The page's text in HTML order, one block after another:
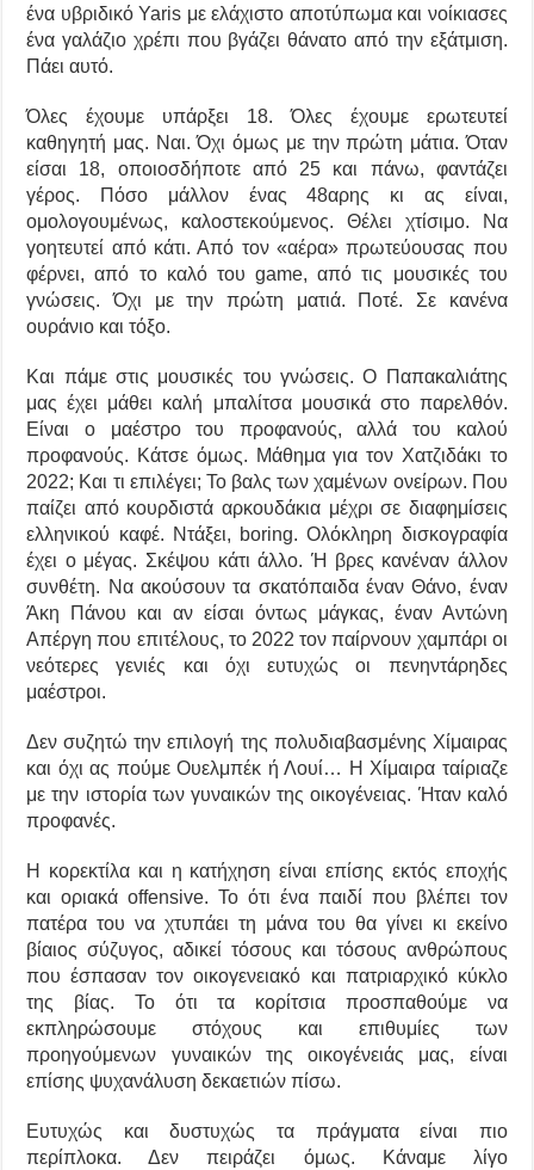
ένα υβριδικό Yaris με ελάχιστο αποτύπωμα και νοίκιασες
ένα γαλάζιο χρέπι που βγάζει θάνατο από την εξάτμιση.
Πάει αυτό.
Όλες έχουμε υπάρξει 18. Όλες έχουμε ερωτευτεί
καθηγητή μας. Ναι. Όχι όμως με την πρώτη μάτια. Όταν
είσαι 18, οποιοσδήποτε από 25 και πάνω, φαντάζει
γέρος. Πόσο μάλλον ένας 48αρης κι ας είναι,
ομολογουμένως, καλοστεκούμενος. Θέλει χτίσιμο. Να
γοητευτεί από κάτι. Από τον «αέρα» πρωτεύουσας που
φέρνει, από το καλό του game, από τις μουσικές του
γνώσεις. Όχι με την πρώτη ματιά. Ποτέ. Σε κανένα
ουράνιο και τόξο.
Και πάμε στις μουσικές του γνώσεις. Ο Παπακαλιάτης
μας έχει μάθει καλή μπαλίτσα μουσικά στο παρελθόν.
Είναι ο μαέστρο του προφανούς, αλλά του καλού
προφανούς. Κάτσε όμως. Μάθημα για τον Χατζιδάκι το
2022; Και τι επιλέγει; Το βαλς των χαμένων ονείρων. Που
παίζει από κουρδιστά αρκουδάκια μέχρι σε διαφημίσεις
ελληνικού καφέ. Ντάξει, boring. Ολόκληρη δισκογραφία
έχει ο μέγας. Σκέψου κάτι άλλο. Ή βρες κανέναν άλλον
συνθέτη. Να ακούσουν τα σκατόπαιδα έναν Θάνο, έναν
Άκη Πάνου και αν είσαι όντως μάγκας, έναν Αντώνη
Απέργη που επιτέλους, το 2022 τον παίρνουν χαμπάρι οι
νεότερες γενιές και όχι ευτυχώς οι πενηντάρηδες
μαέστροι.
Δεν συζητώ την επιλογή της πολυδιαβασμένης Χίμαιρας
και όχι ας πούμε Ουελμπέκ ή Λουί… Η Χίμαιρα ταίριαζε
με την ιστορία των γυναικών της οικογένειας. Ήταν καλό
προφανές.
Η κορεκτίλα και η κατήχηση είναι επίσης εκτός εποχής
και οριακά offensive. Το ότι ένα παιδί που βλέπει τον
πατέρα του να χτυπάει τη μάνα του θα γίνει κι εκείνο
βίαιος σύζυγος, αδικεί τόσους και τόσους ανθρώπους
που έσπασαν τον οικογενειακό και πατριαρχικό κύκλο
της βίας. Το ότι τα κορίτσια προσπαθούμε να
εκπληρώσουμε στόχους και επιθυμίες των
προηγούμενων γυναικών της οικογένειάς μας, είναι
επίσης ψυχανάλυση δεκαετιών πίσω.
Ευτυχώς και δυστυχώς τα πράγματα είναι πιο
περίπλοκα. Δεν πειράζει όμως. Κάναμε λίγο